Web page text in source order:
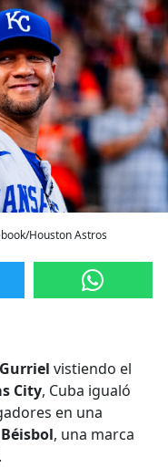
Houston Astros
vistiendo el
City, Cuba igualó
en una
, una marca